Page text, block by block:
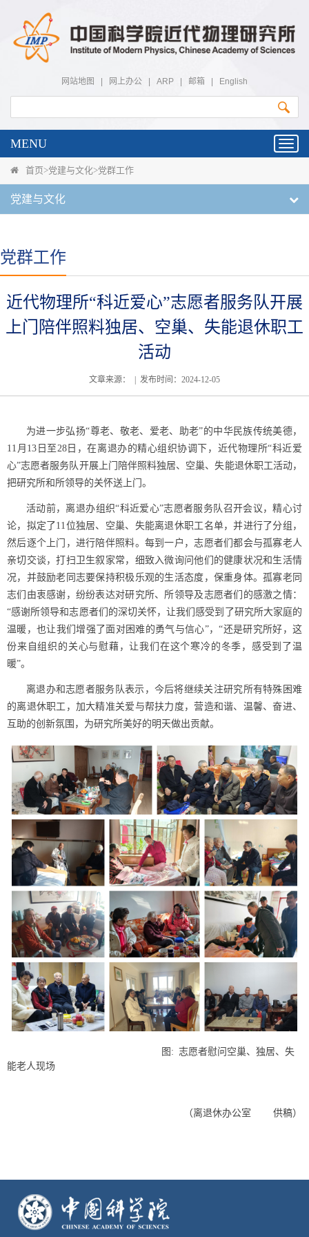
网站地图 网上办公 ARP 邮箱 English
MENU
首页>党建与文化>党群工作
党建与文化
党群工作
近代物理所“科近爱心”志愿者服务队开展
上门陪伴照料独居、空巢、失能退休职工
活动
文章来源： | 发布时间：2024-12-05
为进一步弘扬“尊老、敬老、爱老、助老”的中华民族传统美德，
11 月 13 日至 28日，在离退办的精心组织协调下，近代物理所“科近爱
心”志愿者服务队开展上门陪伴照料独居、空巢、失能退休职工活动，
把研究所和所领导的关怀送上门。
活动前，离退办组织“科近爱心”志愿者服务队召开会议，精心讨
论，拟定了11 位独居、空巢、失能离退休职工名单，并进行了分组，
然后逐个上门，进行陪伴照料。每到一户，志愿者们都会与孤寡老人
亲切交谈，打扫卫生叙家常，细致入微询问他们的健康状况和生活情
况，并鼓励老同志要保持积极乐观的生活态度，保重身体。孤寡老同
志们由衷感谢，纷纷表达对研究所、所领导及志愿者们的感激之情：
“感谢所领导和志愿者们的深切关怀，让我们感受到了研究所大家庭的
温暖，也让我们增强了面对困难的勇气与信心”，“还是研究所好，这
份来自组织的关心与慰藉，让我们在这个寒冷的冬季，感受到了温
暖”。
离退办和志愿者服务队表示，今后将继续关注研究所有特殊困难
的离退休职工，加大精准关爱与帮扶力度，营造和谐、温馨、奋进、
互助的创新氛围，为研究所美好的明天做出贡献。
图 : 志愿者慰问空巢、独居、失
能老人现场
（离退休办公室 供稿）